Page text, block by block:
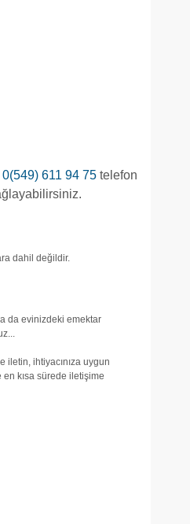
0(549) 611 94 75 telefon
dahil değildir.
da evinizdeki emektar
iletin, ihtiyacınıza uygun
kısa sürede iletişime